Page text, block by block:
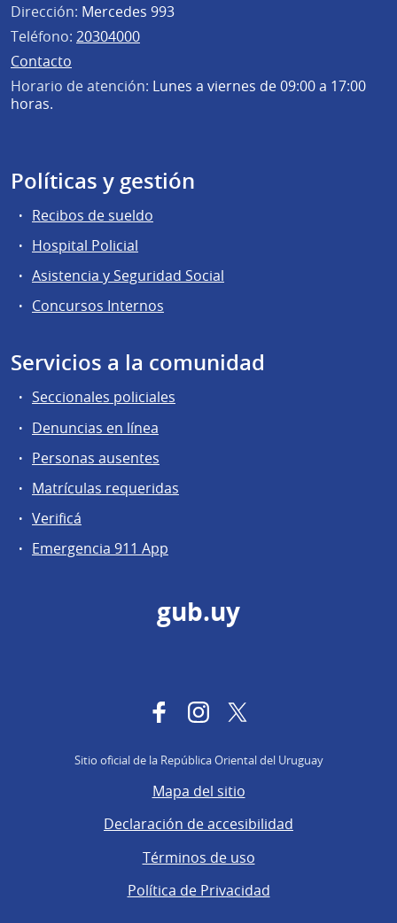
Dirección: Mercedes 993
Teléfono: 20304000
Contacto
Horario de atención: Lunes a viernes de 09:00 a 17:00
horas.
Políticas y gestión
Recibos de sueldo
Hospital Policial
Asistencia y Seguridad Social
Concursos Internos
Servicios a la comunidad
Seccionales policiales
Denuncias en línea
Personas ausentes
Matrículas requeridas
Verificá
Emergencia 911 App
gub.uy
FacebookInstagram
Sitio oficial de la República Oriental del Uruguay
Mapa del sitio
Declaración de accesibilidad
Términos de uso
Política de Privacidad